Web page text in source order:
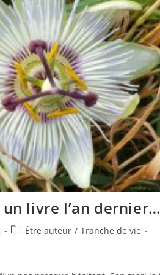
un livre l’an dernier…
PostÊtre auteur / Tranche de vie